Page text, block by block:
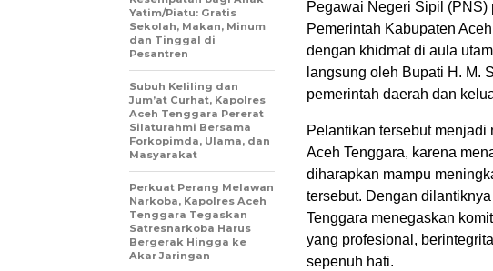
Pegawai Negeri Sipil
Pemerintah Kabupaten
dengan khidmat di aula
langsung oleh Bupati H. M.
pemerintah daerah dan
Pelantikan tersebut
Aceh Tenggara, karena
diharapkan mampu
tersebut. Dengan
Tenggara menegaskan
yang profesional,
sepenuh hati.
Yatim/Piatu: Gratis
Sekolah, Makan, Minum
dan Tinggal di
Pesantren
Subuh Keliling dan
Jum’at Curhat, Kapolres
Aceh Tenggara Pererat
Silaturahmi Bersama
Forkopimda, Ulama, dan
Masyarakat
Perkuat Perang Melawan
Narkoba, Kapolres Aceh
Tenggara Tegaskan
Satresnarkoba Harus
Bergerak Hingga ke
Akar Jaringan